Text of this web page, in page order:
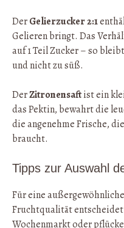
DerGelierzucker 2:1
Gelieren bringt. Das
auf 1 Teil Zucker – so
und nicht zu süß.
DerZitronensaftist ein
das Pektin, bewahrt die
die angenehme Frische,
braucht.
Tipps zur Auswahl
Für eine
Fruchtqualität
Wochenmarkt oder